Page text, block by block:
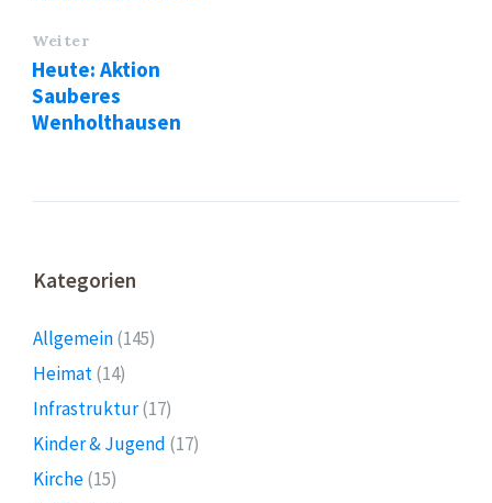
Weiter
Heute: Aktion
Sauberes
Wenholthausen
Kategorien
Allgemein(145)
Heimat(14)
Infrastruktur(17)
Kinder & Jugend (17)
Kirche(15)